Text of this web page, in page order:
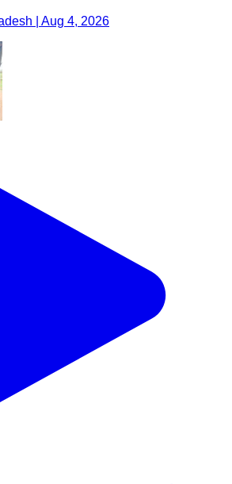
| Aug 4, 2026